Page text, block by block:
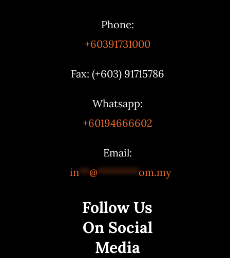
Phone:
+60391731000
Fax: (+603) 91715786
Whatsapp:
+60194666602
Email:
in**@********om.my
Follow Us
On Social
Media